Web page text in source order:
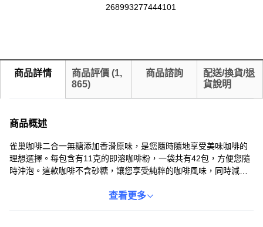
268993277444101
商品詳情 商品評價 (1,
865)
商品諮詢
配送/換貨/退
貨說明
商品概述
雀巢咖啡二合一無糖添加香滑原味，是您隨時隨地享受美味咖啡的
理想選擇。每包含有11克的即溶咖啡粉，一袋共有42包，方便您隨
時沖泡。這款咖啡不含砂糖，讓您享受純粹的咖啡風味，同時減少
忙碌的生活中也能輕鬆享受一杯提神醒腦的咖啡。無論是在辦公
查看更多